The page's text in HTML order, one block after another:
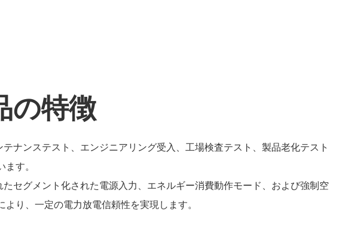
の特徴
ナンステスト、エンジニアリング受入、工場検査テスト、製品老化テスト
ます。
セグメント化された電源入力、エネルギー消費動作モード、および強制空
より、一定の電力放電信頼性を実現します。